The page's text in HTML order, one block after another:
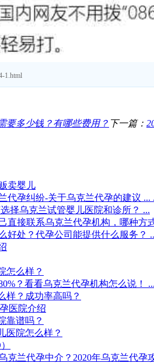
1.html
要多少钱？有哪些费用？ 下一篇：
卖婴儿
代孕纠纷-关于乌克兰代孕的建议 ...
择乌克兰试管婴儿医院和诊所？ ...
直接联系乌克兰代孕机构，哪种方
好处？代孕公司能提供什么服务？
怎么样？
？看看乌克兰代孕机构怎么说！
样？成功率高吗？
医院介绍
靠谱吗？
医院怎么样？
克兰代孕中介？2020年乌克兰代孕